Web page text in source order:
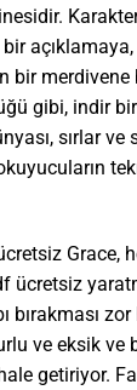
bir merdivene
gibi, indir
sırlar ve
Grace,
ücretsiz
bırakması
ve eksik ve
getiriyor.